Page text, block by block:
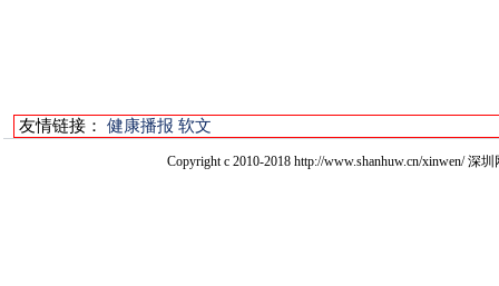
友情链接： 健康播报 软文
Copyright c 2010-2018 http://www.shanhuw.cn/xinwen/